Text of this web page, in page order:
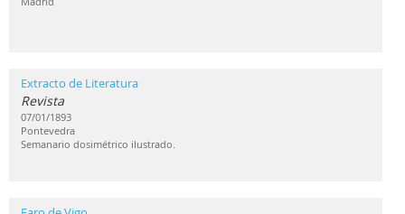
Extracto de Literatura
Revista
07/01/1893
Pontevedra
Semanario dosimétrico ilustrado.